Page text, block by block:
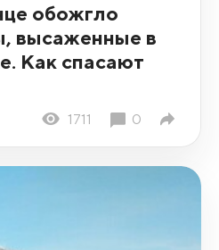
обожгло
высаженные в
Как спасают
1711 0